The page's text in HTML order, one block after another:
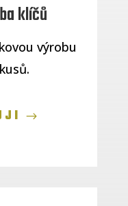
klíčů
výrobu